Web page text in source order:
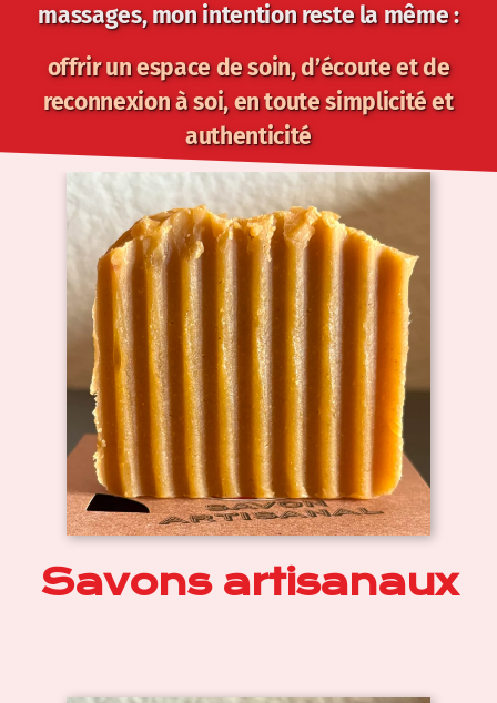
massages, mon intention reste la même :
offrir un espace de soin, d’écoute et de
reconnexion à soi, en toute simplicité et
authenticité
Savons artisanaux